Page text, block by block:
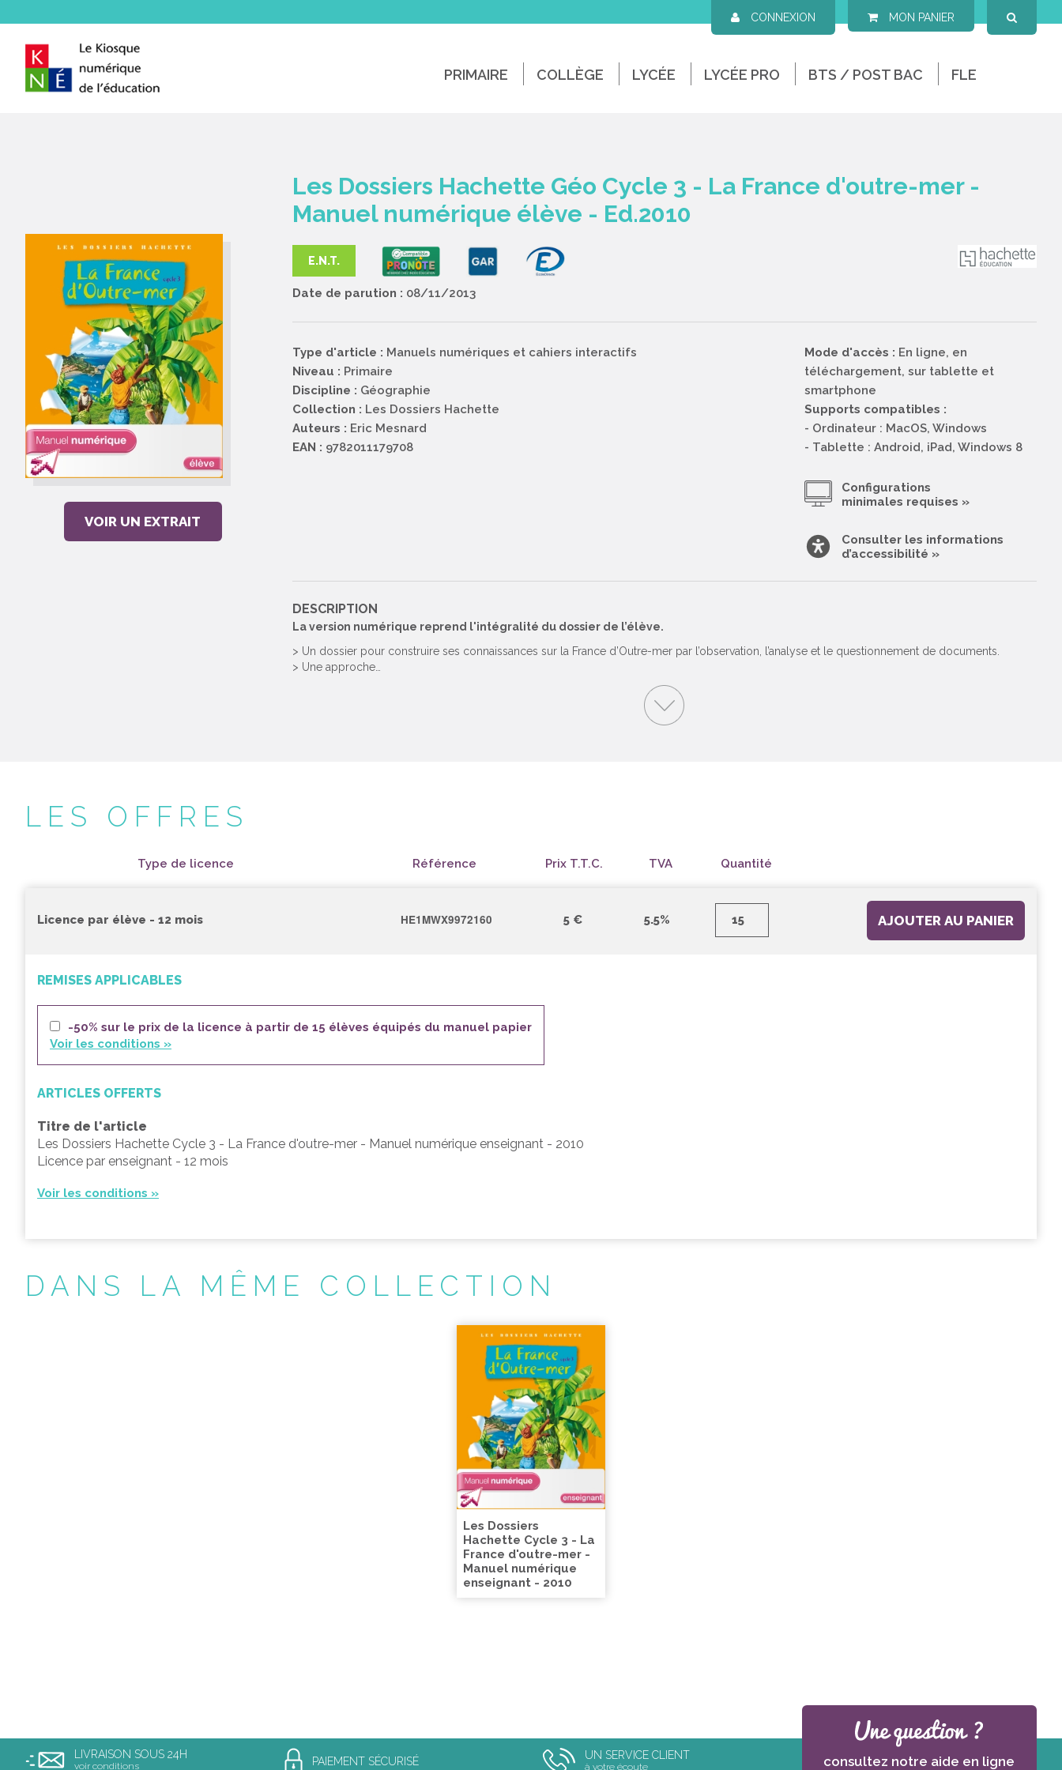
CONNEXION MON PANIER
PRIMAIRE COLLÈGE LYCÉE LYCÉE PRO BTS / POST BAC FLE
VOIR UN EXTRAIT
Les Dossiers Hachette Géo Cycle 3 - La France d'outre-mer -
Manuel numérique élève - Ed.2010
E.N.T.
Date de parution : 08/11/2013
Type d'article : Manuels numériques et cahiers interactifs
Niveau : Primaire
Discipline : Géographie
Collection : Les Dossiers Hachette
Auteurs : Eric Mesnard
EAN : 9782011179708
Mode d'accès : En ligne, en
téléchargement, sur tablette et
smartphone
Supports compatibles :
- Ordinateur : MacOS, Windows
- Tablette : Android, iPad, Windows 8
Configurations
minimales requises »
Consulter les informations
d’accessibilité »
DESCRIPTION
La version numérique reprend l'intégralité du dossier de l’élève.
> Un dossier pour construire ses connaissances sur la France d’Outre-mer par l’observation, l’analyse et le questionnement de documents.
> Une approche…
LES OFFRES
Type de licence Référence Prix T.T.C. TVA Quantité
Licence par élève - 12 mois HE1MWX9972160 5 € 5.5% AJOUTER AU PANIER
REMISES APPLICABLES
-50% sur le prix de la licence à partir de 15 élèves équipés du manuel papier
Voir les conditions »
ARTICLES OFFERTS
Titre de l'article
Les Dossiers Hachette Cycle 3 - La France d'outre-mer - Manuel numérique enseignant - 2010
Licence par enseignant - 12 mois
Voir les conditions »
DANS LA MÊME COLLECTION
Les Dossiers
Hachette Cycle 3 - La
France d'outre-mer -
Manuel numérique
enseignant - 2010
LIVRAISON SOUS 24H
voir conditions PAIEMENT SÉCURISÉ UN SERVICE CLIENT
à votre écoute consultez notre aide en ligne